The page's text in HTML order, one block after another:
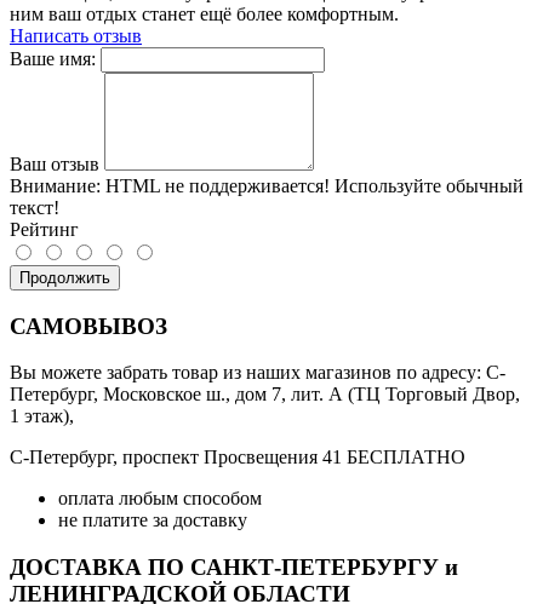
ним ваш отдых станет ещё более комфортным.
Написать отзыв
Ваше имя:
Ваш отзыв
Внимание: HTML не поддерживается! Используйте обычный
текст!
Рейтинг
Продолжить
САМОВЫВОЗ
Вы можете забрать товар из наших магазинов по адресу: С-
Петербург, Московское ш., дом 7, лит. А (ТЦ Торговый Двор,
1 этаж),
С-Петербург, проспект Просвещения 41 БЕСПЛАТНО
оплата любым способом
не платите за доставку
ДОСТАВКА ПО САНКТ-ПЕТЕРБУРГУ и
ЛЕНИНГРАДСКОЙ ОБЛАСТИ